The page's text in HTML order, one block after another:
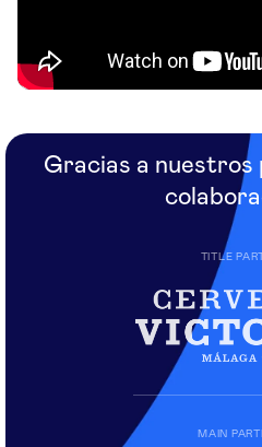
Gracias a
TITLE
MAIN